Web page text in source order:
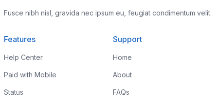
Fusce nibh nisl, gravida nec ipsum eu, feugiat condimentum velit.
Features
Help Center
Paid with Mobile
Status
Support
Home
About
FAQs